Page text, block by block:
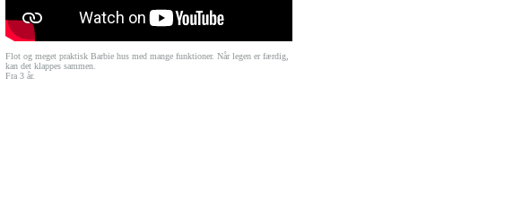
Flot og meget praktisk Barbie hus med mange funktioner. Når legen er færdig,
kan det klappes sammen.
Fra 3 år.